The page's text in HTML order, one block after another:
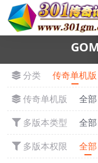
分类
传奇单机版
传奇单机版
全部
多版本类型
全部
多版本权限
全部